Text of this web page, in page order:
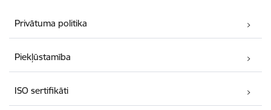
Privātuma politika
Piekļūstamība
ISO sertifikāti